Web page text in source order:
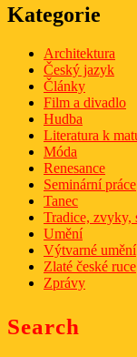
Kategorie
Architektura
Český jazyk
Články
Film a divadlo
Hudba
Literatura k
Móda
Renesance
Seminární práce
Tanec
Tradice, zvyky,
Umění
Výtvarné umění
Zlaté české ruce
Zprávy
Search